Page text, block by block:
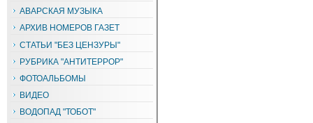
АВАРСКАЯ МУЗЫКА
АРХИВ НОМЕРОВ ГАЗЕТ
СТАТЬИ "БЕЗ ЦЕНЗУРЫ"
РУБРИКА "АНТИТЕРРОР"
ФОТОАЛЬБОМЫ
ВИДЕО
ВОДОПАД "ТОБОТ"